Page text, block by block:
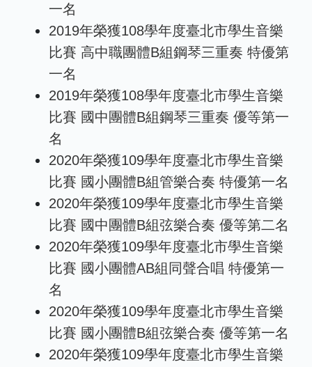
一名
2019年榮獲108學年度臺北市學生音樂
比賽 高中職團體B組鋼琴三重奏 特優第
一名
2019年榮獲108學年度臺北市學生音樂
比賽 國中團體B組鋼琴三重奏 優等第一
名
2020年榮獲109學年度臺北市學生音樂
比賽 國小團體B組管樂合奏 特優第一名
2020年榮獲109學年度臺北市學生音樂
比賽 國中團體B組弦樂合奏 優等第二名
2020年榮獲109學年度臺北市學生音樂
比賽 國小團體AB組同聲合唱 特優第一
名
2020年榮獲109學年度臺北市學生音樂
比賽 國小團體B組弦樂合奏 優等第一名
2020年榮獲109學年度臺北市學生音樂